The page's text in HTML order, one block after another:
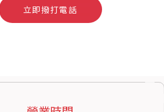
立即撥打電話